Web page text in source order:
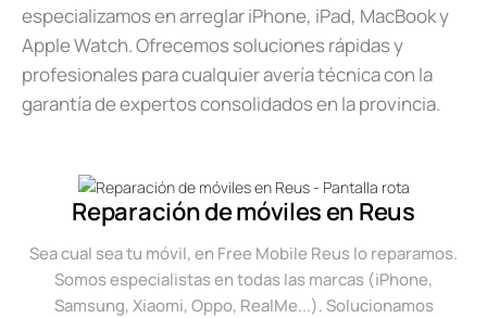
especializamos en arreglar iPhone, iPad, MacBook y
Apple Watch. Ofrecemos soluciones rápidas y
profesionales para cualquier avería técnica con la
garantía de expertos consolidados en la provincia.
Reparación de móviles en Reus
Sea cual sea tu móvil, en Free Mobile Reus lo reparamos.
Somos especialistas en todas las marcas (iPhone,
Samsung, Xiaomi, Oppo, RealMe...). Solucionamos